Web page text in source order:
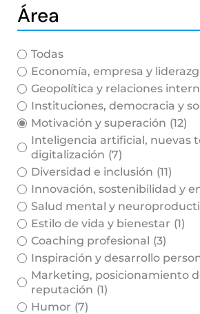
Área
Todas
Economía, empresa y
Geopolítica y relaciones
Instituciones, democracia y
Motivación y superación (12)
Inteligencia artificial, nuevas
digitalización (7)
Diversidad e inclusión (11)
Innovación, sostenibilidad y
Salud mental y
Estilo de vida y bienestar (1)
Coaching profesional (3)
Inspiración y desarrollo
Marketing, posicionamiento
reputación (1)
Humor (7)